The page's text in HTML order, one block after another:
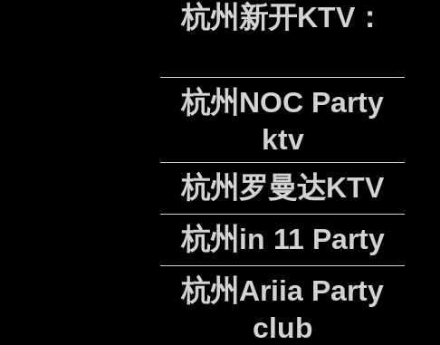
杭州新开KTV：
杭州NOC Party
ktv
杭州罗曼达KTV
杭州in 11 Party
杭州Ariia Party
club